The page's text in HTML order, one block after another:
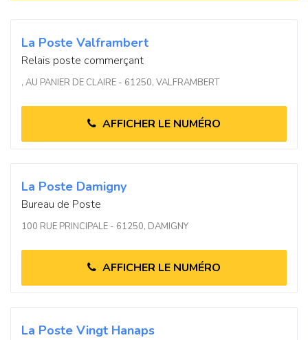
La Poste Valframbert
Relais poste commerçant
, AU PANIER DE CLAIRE - 61250, VALFRAMBERT
AFFICHER LE NUMÉRO
La Poste Damigny
Bureau de Poste
100 RUE PRINCIPALE - 61250, DAMIGNY
AFFICHER LE NUMÉRO
La Poste Vingt Hanaps